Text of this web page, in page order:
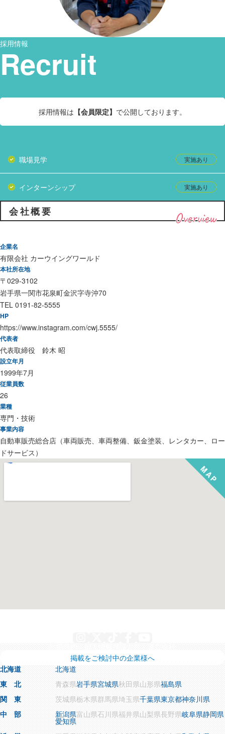
採用情報
Recruit
採用情報は 【会員限定】 で公開しております。
職場見学
インターンシップ
Overview
会社概要
企業名
有限会社 カーウイングワールド
本社所在地
〒029-3102
岩手県一関市花泉町金沢字寺沖70
TEL 0191-82-5555
HP
https://www.instagram.com/cwj.5555/
代表者
代表取締役 鈴木 昭
設立年月
1999年7月
従業員数
26
業種
専門・技術
事業内容
自動車販売総合店（車両販売、車両整備、鈑金塗装、レンタカー、ロー
ドサービス）
掲載をご検討中の企業様へ
北海道
北海道
東 北
青森県岩手県宮城県秋田県山形県福島県
関 東
茨城県栃木県群馬県埼玉県千葉県東京都神奈川県
中 部
新潟県富山県石川県福井県山梨県長野県岐阜県静岡県
愛知県